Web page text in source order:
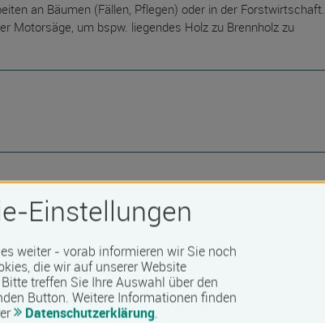
an Bäumen (Fällen, Pflegen) oder in der Forstwirtschaft.
Motorsäge, um bspw. liegendes Holz zu Brennholz zu
(s. AS Baum I)
1 §7)
Einstellungen
weiter - vorab informieren wir Sie noch
die wir auf unserer Website
treffen Sie Ihre Auswahl über den
Button. Weitere Informationen finden
Datenschutzerklärung.